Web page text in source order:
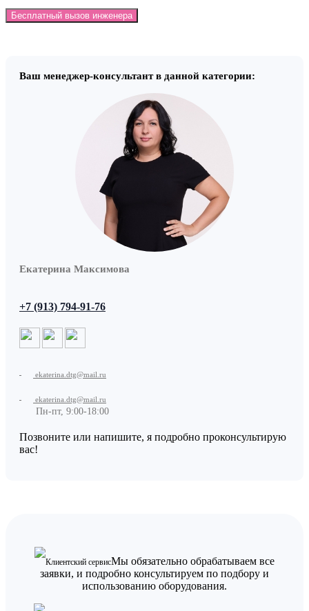
Бесплатный вызов инженера
Ваш менеджер-консультант в данной категории:
Екатерина Максимова
+7 (913) 794-91-76
ekaterina.dtg@mail.ru
ekaterina.dtg@mail.ru
Пн-пт, 9:00-18:00
Позвоните или напишите, я подробно проконсультирую
вас!
Клиентский сервисМы обязательно обрабатываем все
заявки, и подробно консультируем по подбору и
использованию оборудования.